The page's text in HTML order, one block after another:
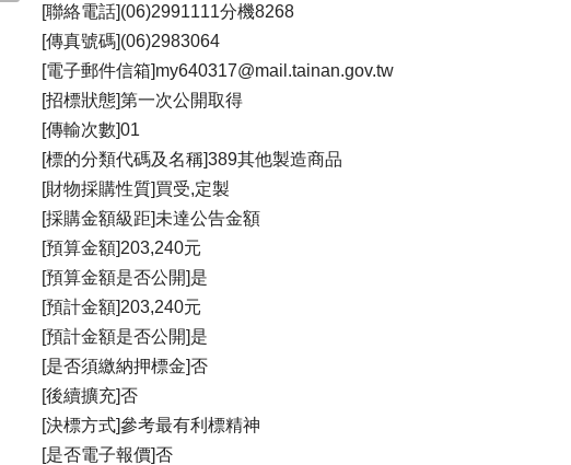
[聯絡電話](06)2991111分機8268
[傳真號碼](06)2983064
[電子郵件信箱]my640317@mail.tainan.gov.tw
[招標狀態]第一次公開取得
[傳輸次數]01
[標的分類代碼及名稱]389其他製造商品
[財物採購性質]買受,定製
[採購金額級距]未達公告金額
[預算金額]203,240元
[預算金額是否公開]是
[預計金額]203,240元
[預計金額是否公開]是
[是否須繳納押標金]否
[後續擴充]否
[決標方式]參考最有利標精神
[是否電子報價]否